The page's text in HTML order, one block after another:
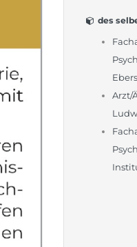
des
Arzt/